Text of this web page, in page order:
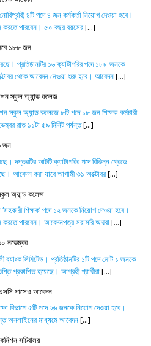
৪টি পদে ৪ জন কর্মকর্তা নিয়োগ দেওয়া হবে।
পারবেন। ৫০ বছর বয়সের[...]
১৮৮ জন
প্রতিষ্ঠানটির ১৬ ক্যাটাগরির পদে ১৮৮ জনকে
থেকে আবেদন নেওয়া শুরু হবে। আবেদন[...]
স্কুল অ্যান্ড কলেজ
স্কুল অ্যান্ড কলেজে ৮টি পদে ১৮ জন শিক্ষক-কর্মচারী
রাত ১১টা ৫৯ মিনিট পর্যন্ত[...]
জন
দপ্তরটির আটটি ক্যাটাগরির পদে বিভিন্ন গ্রেডে
আবেদন করা যাবে আগামী ৩১ অক্টোবর[...]
স্কুল অ্যান্ড কলেজ
শিক্ষক’ পদে ১২ জনকে নিয়োগ দেওয়া হবে।
পারবেন। আবেদনপত্র সরাসরি অথবা[...]
নভেম্বর
লিমিটেড। প্রতিষ্ঠানটির ১টি পদে মোট ১ জনকে
প্রকাশিত হয়েছে। আগ্রহী প্রার্থীরা[...]
পাসেও আবেদন
বিভাগে ৫টি পদে ২৬ জনকে নিয়োগ দেওয়া হবে।
অনলাইনের মাধ্যমে আবেদন[...]
সচিবালয়